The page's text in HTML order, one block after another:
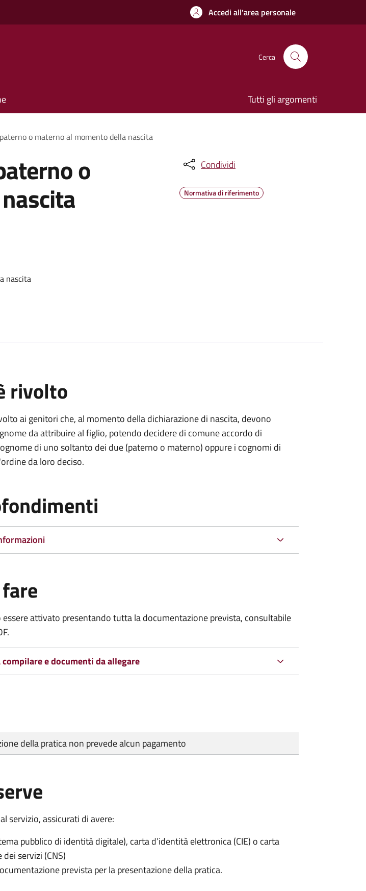
Accedi all'area personale
Cerca
Tutti gli argomenti
o materno al momento della nascita
o
nascita
Condividi
Normativa di riferimento
rivolto
ai genitori che, al momento della dichiarazione di nascita, devono
da attribuire al figlio, potendo decidere di comune accordo di
di uno soltanto dei due (paterno o materno) oppure i cognomi di
da loro deciso.
essere attivato presentando tutta la documentazione prevista, consultabile
e documenti da allegare
della pratica non prevede alcun pagamento
servizio, assicurati di avere:
pubblico di identità digitale), carta d’identità elettronica (CIE) o carta
servizi (CNS)
prevista per la presentazione della pratica.